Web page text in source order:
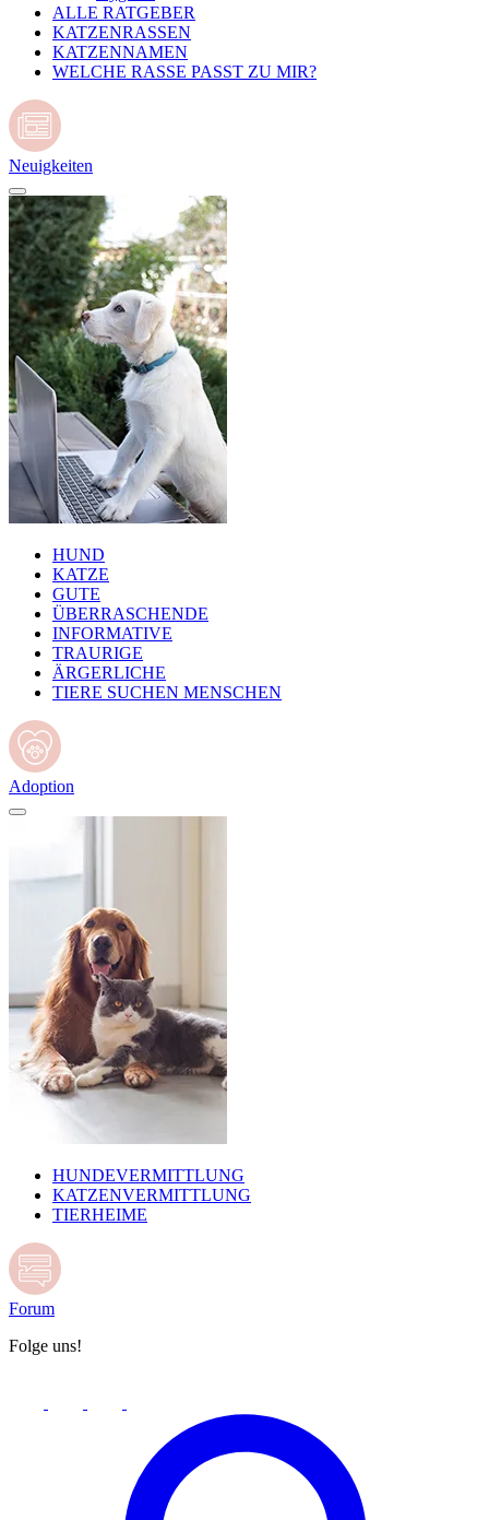
ALLE RATGEBER
KATZENRASSEN
KATZENNAMEN
WELCHE RASSE PASST ZU MIR?
Neuigkeiten
HUND
KATZE
GUTE
ÜBERRASCHENDE
INFORMATIVE
TRAURIGE
ÄRGERLICHE
TIERE SUCHEN MENSCHEN
Adoption
HUNDEVERMITTLUNG
KATZENVERMITTLUNG
TIERHEIME
Forum
Folge uns!